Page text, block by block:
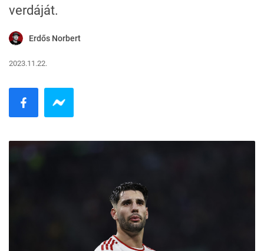
verdáját.
Erdős Norbert
2023.11.22.